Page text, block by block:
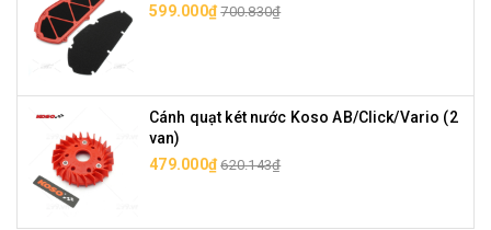
599.000₫ 700.830₫
Cánh quạt két nước Koso AB/Click/Vario (2
van)
479.000₫ 620.143₫